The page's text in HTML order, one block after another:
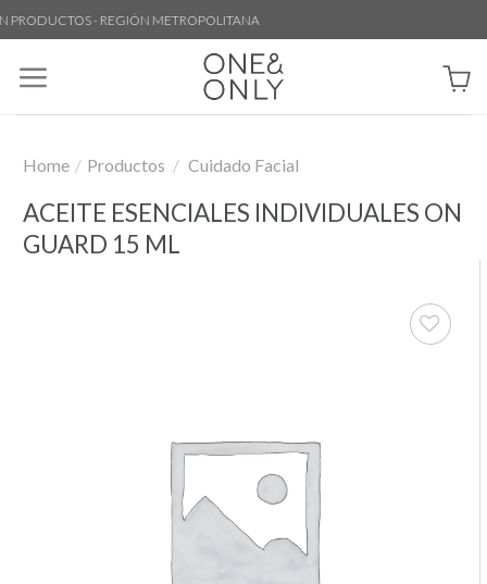
Skip
to
content
- REGIÓN METROPOLITANA
Home / Productos / Cuidado Facial
ACEITE ESENCIALES INDIVIDUALES ON
GUARD 15 ML